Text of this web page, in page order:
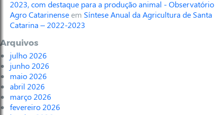
2023, com destaque para a produção animal - Observatório
Agro Catarinenseem Síntese Anual da Agricultura de Santa
Catarina – 2022-2023
Arquivos
julho 2026
junho 2026
maio 2026
abril 2026
março 2026
fevereiro 2026